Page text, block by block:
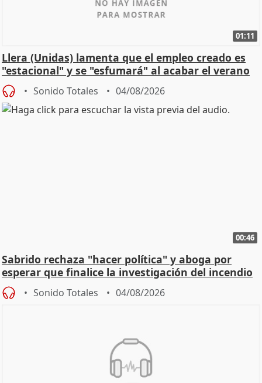
01:11
Llera (Unidas) lamenta que el empleo creado es
"estacional" y se "esfumará" al acabar el verano
Sonido Totales 04/08/2026
00:46
Sabrido rechaza "hacer política" y aboga por
esperar que finalice la investigación del incendio
Sonido Totales 04/08/2026